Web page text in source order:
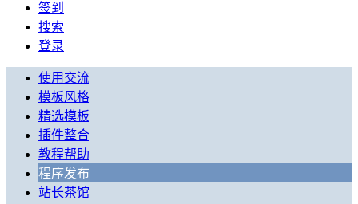
签到
搜索
登录
使用交流
模板风格
精选模板
插件整合
教程帮助
程序发布
站长茶馆